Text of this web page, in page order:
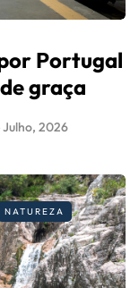
Portugal
graça
Julho, 2026
NATUREZA